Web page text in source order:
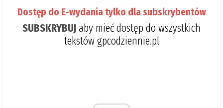
Dostęp do E-wydania tylko dla subskrybentów
SUBSKRYBUJaby mieć dostęp do wszystkich
tekstów gpcodziennie.pl